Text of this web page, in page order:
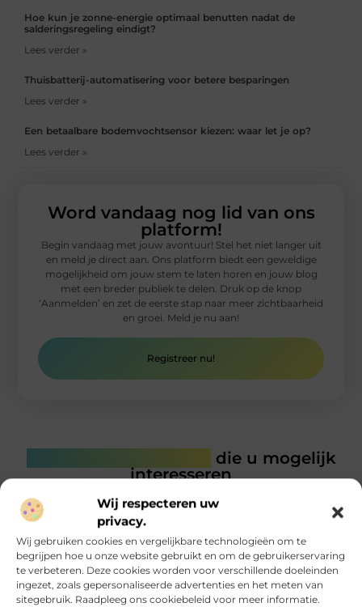
Wij respecteren uw
privacy.
Wij gebruiken cookies en vergelijkbare technologieën om te
begrijpen hoe u onze website gebruikt en om de gebruikerservaring
te verbeteren. Deze cookies worden voor verschillende doeleinden
ingezet, zoals gepersonaliseerde advertenties en het meten van
sitegebruik. Raadpleeg ons cookiebeleid voor meer informatie.
Hoe kun je zonne-energie optimaal benutten nadat de
salderingsregeling eindigt?
Lees verder »
Thuisbatterij-automatisering voor betere besparingen
Lees verder »
Een betaalbare bodemvochtsensor kiezen: waar let je op?
Lees verder »
Word vandaag nog lid van ons
platform!
Begin vandaag met jouw avontuur! Stel het niet langer uit
en meld je direct aan. Ons platform biedt een geweldige
mogelijkheid om jouw stem te laten horen en jouw blog
met een breder publiek te delen. Druk op de knop
‘Aanmelden’ en zet de eerste stap naar meer zichtbaarheid
en groei. Meld je nu aan!
Registreer nu!
die u mogelijk
interesseren